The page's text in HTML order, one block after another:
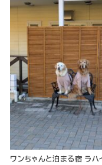
ワンちゃんと泊まる宿 ラハ